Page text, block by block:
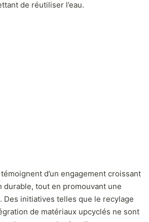
de réutiliser l’eau.
d’un engagement croissant
durable, tout en promouvant une
Des initiatives telles que le recylage
de matériaux upcyclés ne sont